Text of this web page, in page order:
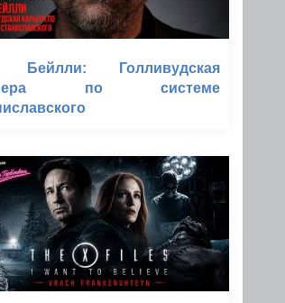
Бейлли: Голливудская
по системе